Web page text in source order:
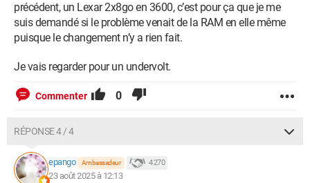
précédent, un Lexar 2x8go en 3600, c’est pour ça que je me
suis demandé si le problème venait de la RAM en elle même
puisque le changement n’y a rien fait.
Je vais regarder pour un undervolt.
Commenter 0
RÉPONSE 4 / 4
epango Ambassadeur 4 270
23 août 2025 à 12:13